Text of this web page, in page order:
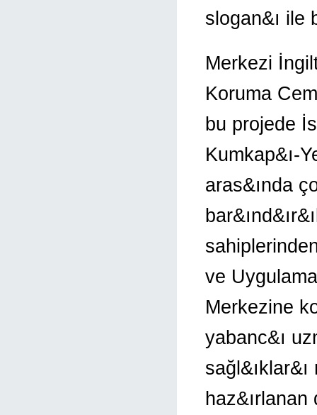
slogan&ı ile
Merkezi
Koruma
bu projede
Kumkap&ı-
aras&ında
ve
Merkezine
yabanc&ı